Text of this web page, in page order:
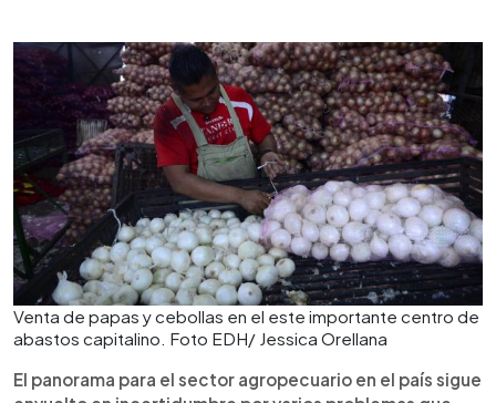
Venta de papas y cebollas en el este importante centro de
abastos capitalino. Foto EDH/ Jessica Orellana
El panorama para el sector agropecuario en el país sigue